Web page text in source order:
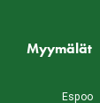
Myymälät
Espoo